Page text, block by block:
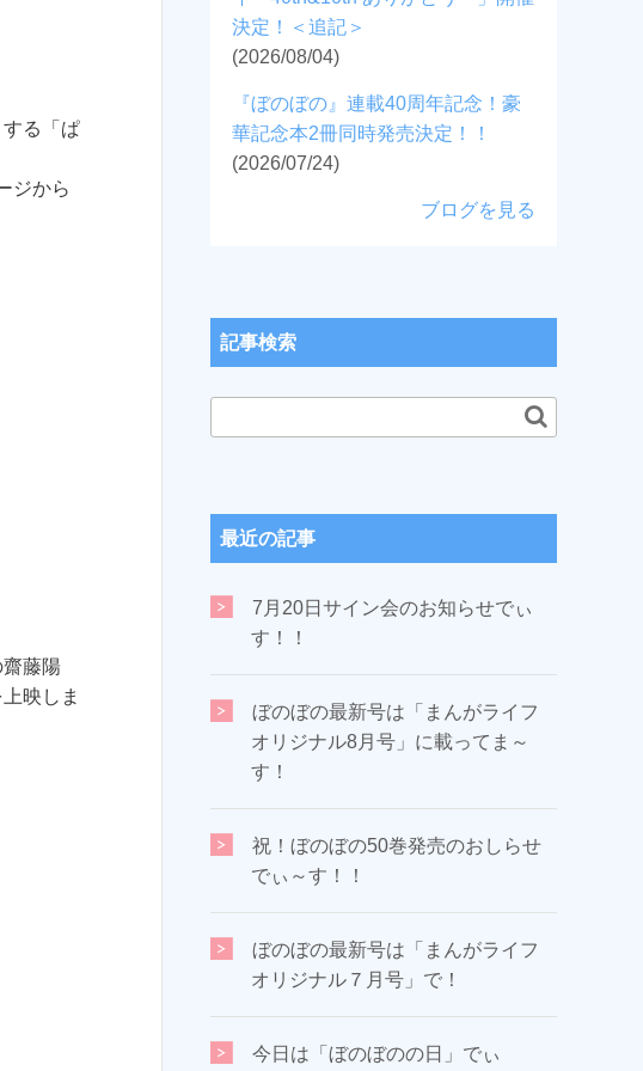
る「ぱ
ジから
藤陽
映しま
決定！＜追記＞
(2026/08/04)
『ぼのぼの』連載40周年記念！豪
華記念本2冊同時発売決定！！
(2026/07/24)
ブログを見る
記事検索
最近の記事
7月20日サイン会のお知らせでぃ
す！！
ぼのぼの最新号は「まんがライフ
オリジナル8月号」に載ってま～
す！
祝！ぼのぼの50巻発売のおしらせ
でぃ～す！！
ぼのぼの最新号は「まんがライフ
オリジナル７月号」で！
今日は「ぼのぼのの日」でぃ